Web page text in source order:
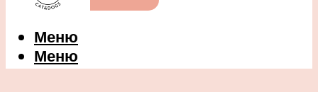
Меню
Меню